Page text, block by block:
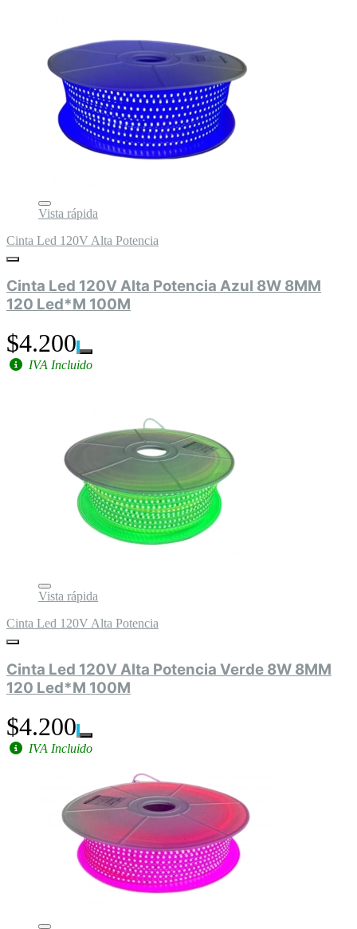
Vista rápida
Cinta Led 120V Alta Potencia
Cinta Led 120V Alta Potencia Azul 8W 8MM
120 Led*M 100M
$4.200
IVA Incluido
Vista rápida
Cinta Led 120V Alta Potencia
Cinta Led 120V Alta Potencia Verde 8W 8MM
120 Led*M 100M
$4.200
IVA Incluido